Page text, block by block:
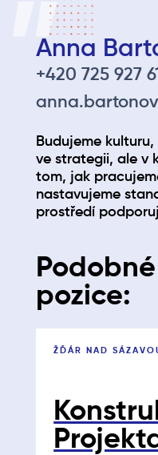
Anna
+420 725 927
Budujeme
ve strategii, ale v
tom, jak
nastavujeme
prostředí
pozice:
ŽĎÁR NAD